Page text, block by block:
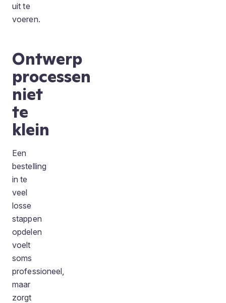
uit te
voeren.
Ontwerp
processen
niet
te
klein
Een
bestelling
in te
veel
losse
stappen
opdelen
voelt
soms
professioneel,
maar
zorgt